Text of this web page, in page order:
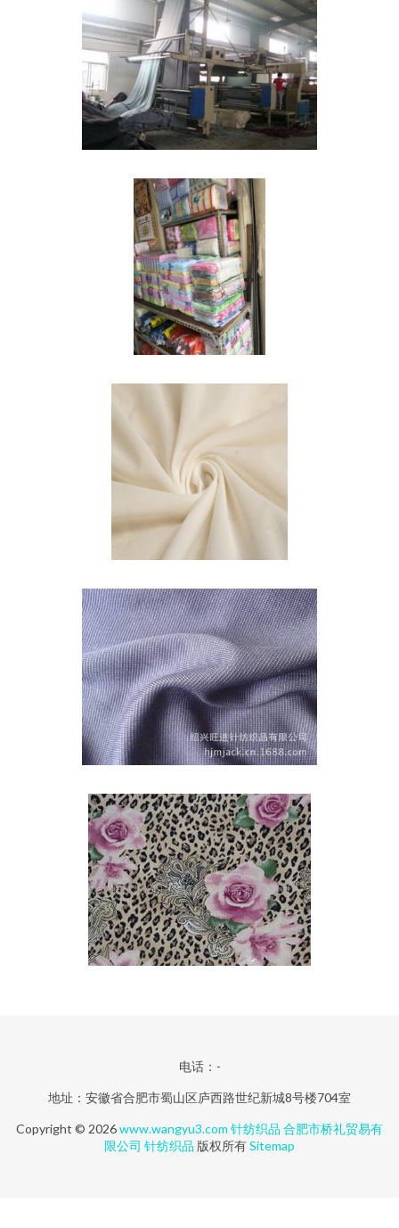
电话：-
地址：安徽省合肥市蜀山区庐西路世纪新城8号楼704室
Copyright © 2026www.wangyu3.com 针纺织品 合肥市桥礼贸易有
限公司 针纺织品 版权所有Sitemap